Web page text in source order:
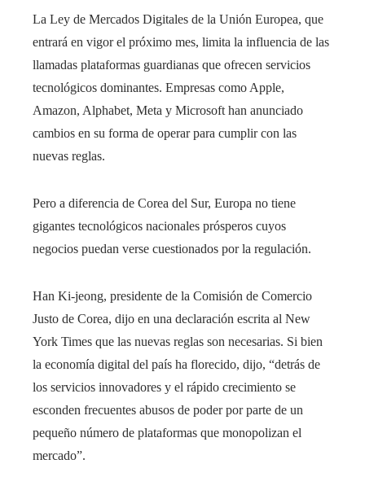
La Ley de Mercados Digitales de la Unión Europea, que
entrará en vigor el próximo mes, limita la influencia de las
llamadas plataformas guardianas que ofrecen servicios
tecnológicos dominantes. Empresas como Apple,
Amazon, Alphabet, Meta y Microsoft han anunciado
cambios en su forma de operar para cumplir con las
nuevas reglas.
Pero a diferencia de Corea del Sur, Europa no tiene
gigantes tecnológicos nacionales prósperos cuyos
negocios puedan verse cuestionados por la regulación.
Han Ki-jeong, presidente de la Comisión de Comercio
Justo de Corea, dijo en una declaración escrita al New
York Times que las nuevas reglas son necesarias. Si bien
la economía digital del país ha florecido, dijo, “detrás de
los servicios innovadores y el rápido crecimiento se
esconden frecuentes abusos de poder por parte de un
pequeño número de plataformas que monopolizan el
mercado”.